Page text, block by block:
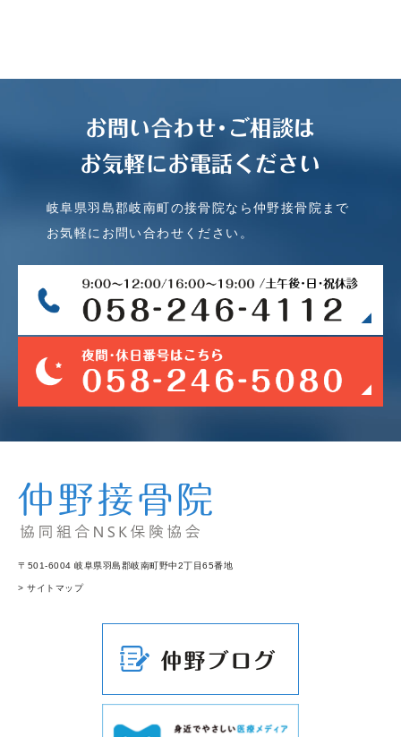
お問い合わせ･ご相談は
お気軽にお電話ください
岐阜県羽島郡岐南町の接骨院なら仲野接骨院まで
お気軽にお問い合わせください。
〒501-6004 岐阜県羽島郡岐南町野中2丁目65番地
> サイトマップ